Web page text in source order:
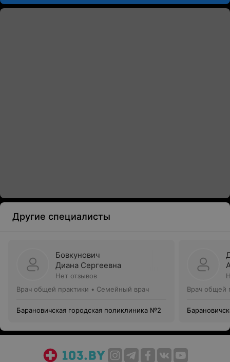
Другие специалисты
Бовкунович
Диана Сергеевна
Нет отзывов
Врач общей практики • Семейный врач
Барановичская городская поликлиника №2
Врач общей